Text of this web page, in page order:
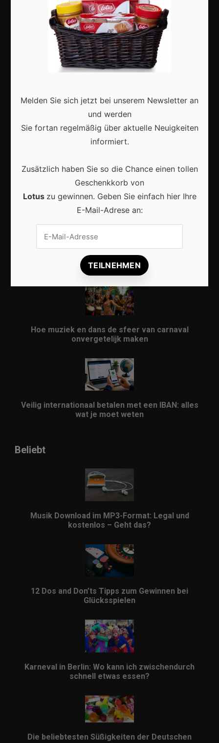
Karneval in Deutschland: Traditionen, Kostüme und
moderne Feierkultur
Karneval in Berlin erleben: Kreativität, Kultur und
Gemeinschaft auf einzigartige Weise entdecken
Vrijwilligers maken van carnaval een onvergetelijk
evenement
Hoe muziek en dans de sfeer van carnaval
onvergetelijk maken
Veilig internationaal betalen met een IBAN: alles
wat je moet weten
Beliebt
Musik Download im MP3-Format: Legal und
kostenlos – Geht das?
12 Dos and Don’ts Tipps zum Gewinnen bei
Glücksspielen
Karneval in Berlin: Wo kann ich zwischendurch
schnell etwas essen?
Die beliebtesten Süßigkeiten der Deutschen
Melden Sie sich jetzt bei unserem Newsletter an
und werden
Sie fortan regelmäßig über aktuelle Neuigkeiten
informiert.
Zusätzlich haben Sie so die Chance einen tollen
Geschenkkorb von
Lotus zu gewinnen. Geben Sie einfach hier Ihre
E-Mail-Adrese an: